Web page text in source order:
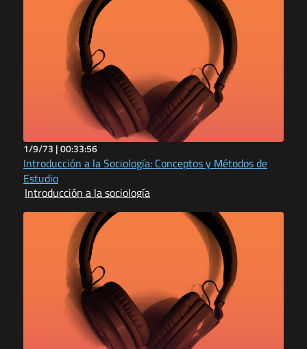
1/9/73 |00:33:56
Introducción a la Sociología: Conceptos y Métodos de
Estudio
Introducción a la sociología